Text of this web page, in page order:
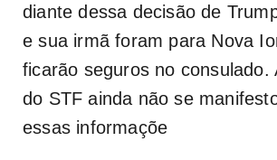
diante dessa decisão de
e sua irmã foram para Nova
ficarão seguros no consulado.
do STF ainda não se
essas informaçõe